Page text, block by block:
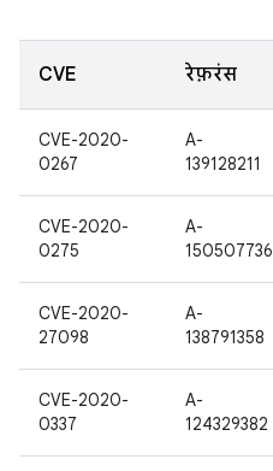
CVE रेफ़रंस
CVE-2020-
0267
A-
139128211
CVE-2020-
0275
A-
150507736
CVE-2020-
27098
A-
138791358
CVE-2020-
0337
A-
124329382